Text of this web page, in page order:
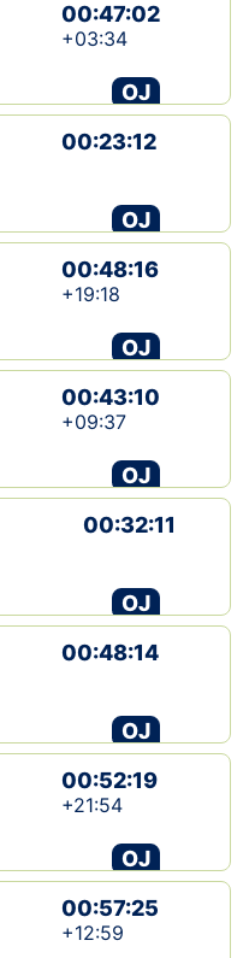
00:47:02
+03:34
OJ
00:23:12
OJ
00:48:16
+19:18
OJ
00:43:10
+09:37
OJ
00:32:11
OJ
00:48:14
OJ
00:52:19
+21:54
OJ
00:57:25
+12:59